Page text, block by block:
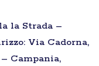
la Strada –
Via Cadorna,
– Campania,